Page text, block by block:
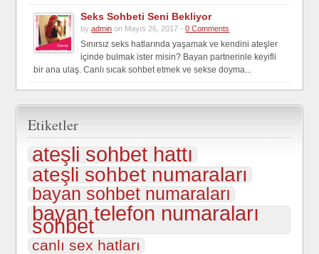
Seks Sohbeti Seni Bekliyor
byadmin on Mayıs 26, 2017 -0 Comments
Sınırsız seks hatlarında yaşamak ve kendini ateşler
içinde bulmak ister misin? Bayan partnerinle keyifli
bir ana ulaş. Canlı sıcak sohbet etmek ve sekse doyma...
Etiketler
ateşli sohbet hattı
ateşli sohbet numaraları
bayan sohbet numaraları
bayan telefon numaraları
sohbet
canlı sex hatları